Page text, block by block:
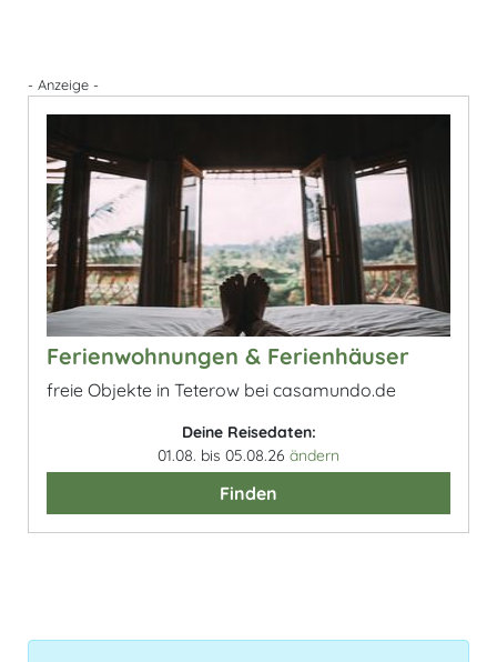
- Anzeige -
Ferienwohnungen & Ferienhäuser
freie Objekte in Teterow bei casamundo.de
Deine Reisedaten:
01.08. bis 05.08.26 ändern
Finden